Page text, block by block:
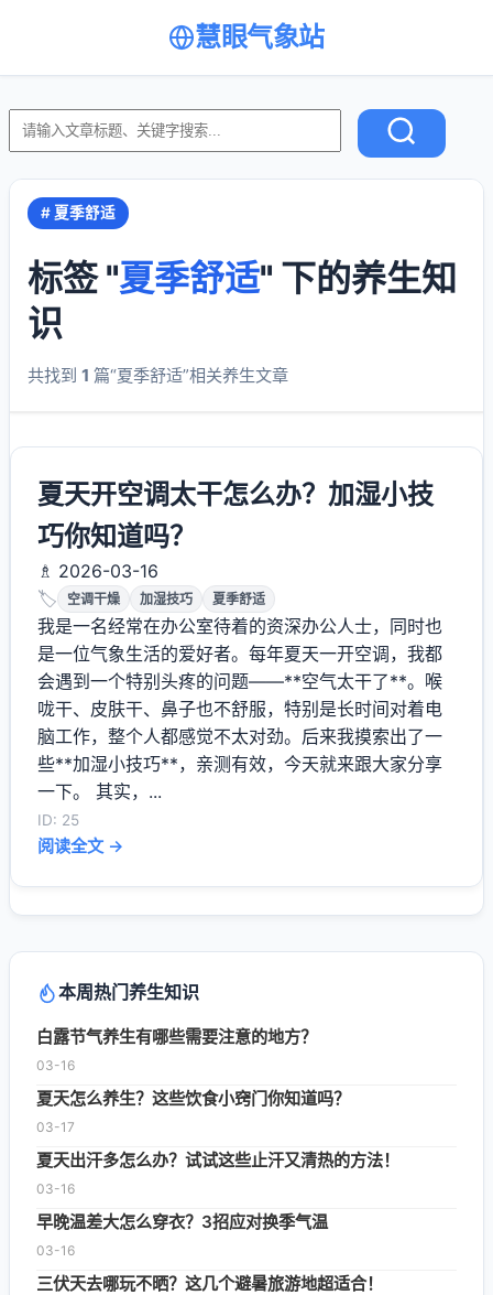
慧眼气象站
# 夏季舒适
标签 "夏季舒适" 下的养生知
识
共找到 1 篇“夏季舒适”相关养生文章
夏天开空调太干怎么办？加湿小技
巧你知道吗？
♗ 2026-03-16
🏷️
空调干燥 加湿技巧 夏季舒适
我是一名经常在办公室待着的资深办公人士，同时也
是一位气象生活的爱好者。每年夏天一开空调，我都
会遇到一个特别头疼的问题——**空气太干了**。喉
咙干、皮肤干、鼻子也不舒服，特别是长时间对着电
脑工作，整个人都感觉不太对劲。后来我摸索出了一
些**加湿小技巧**，亲测有效，今天就来跟大家分享
一下。 其实，...
ID: 25
阅读全文 →
本周热门养生知识
白露节气养生有哪些需要注意的地方？
03-16
夏天怎么养生？这些饮食小窍门你知道吗？
03-17
夏天出汗多怎么办？试试这些止汗又清热的方法！
03-16
早晚温差大怎么穿衣？3招应对换季气温
03-16
三伏天去哪玩不晒？这几个避暑旅游地超适合！